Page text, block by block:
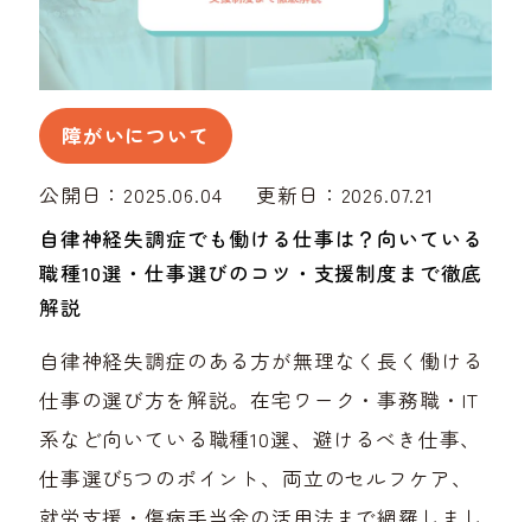
障がいについて
公開日：2025.06.04
更新日：2026.07.21
自律神経失調症でも働ける仕事は？向いている
職種10選・仕事選びのコツ・支援制度まで徹底
解説
自律神経失調症のある方が無理なく長く働ける
仕事の選び方を解説。在宅ワーク・事務職・IT
系など向いている職種10選、避けるべき仕事、
仕事選び5つのポイント、両立のセルフケア、